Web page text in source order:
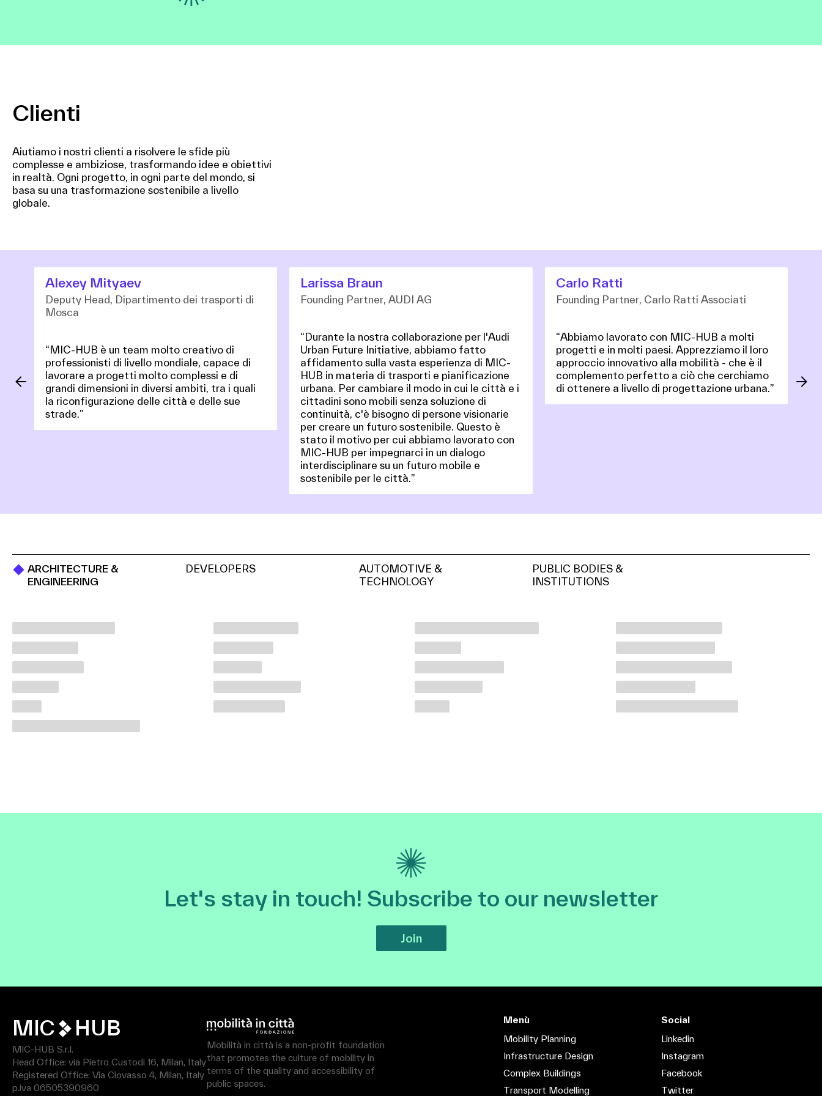
Clienti
Aiutiamo i nostri clienti a risolvere le sfide più
complesse e ambiziose, trasformando idee e obiettivi
in realtà. Ogni progetto, in ogni parte del mondo, si
basa su una trasformazione sostenibile a livello
globale.
Alexey Mityaev
Deputy Head, Dipartimento dei trasporti di
Mosca
“MIC-HUB è un team molto creativo di
professionisti di livello mondiale, capace di
lavorare a progetti molto complessi e di
grandi dimensioni in diversi ambiti, tra i quali
la riconfigurazione delle città e delle sue
strade.”
Larissa Braun
Founding Partner, AUDI AG
“Durante la nostra collaborazione per l'Audi
Urban Future Initiative, abbiamo fatto
affidamento sulla vasta esperienza di MIC-
HUB in materia di trasporti e pianificazione
urbana. Per cambiare il modo in cui le città e i
cittadini sono mobili senza soluzione di
continuità, c'è bisogno di persone visionarie
per creare un futuro sostenibile. Questo è
stato il motivo per cui abbiamo lavorato con
MIC-HUB per impegnarci in un dialogo
interdisciplinare su un futuro mobile e
sostenibile per le città.”
Carlo Ratti
Founding Partner, Carlo Ratti Associati
“Abbiamo lavorato con MIC-HUB a molti
progetti e in molti paesi. Apprezziamo il loro
approccio innovativo alla mobilità - che è il
complemento perfetto a ciò che cerchiamo
di ottenere a livello di progettazione urbana.”
ARCHITECTURE &
ENGINEERING
DEVELOPERS
AUTOMOTIVE &
TECHNOLOGY
PUBLIC BODIES &
INSTITUTIONS
Let's stay in touch! Subscribe to our newsletter
Join
MIC HUB
MIC-HUB S.r.l.
Head Office: via Pietro Custodi 16, Milan, Italy
Registered Office: Via Ciovasso 4, Milan, Italy
p.iva 06505390960
Mobilità in città is a non-profit foundation
that promotes the culture of mobility in
terms of the quality and accessibility of
public spaces.
Menù
Mobility Planning
Infrastructure Design
Complex Buildings
Transport Modelling
Social
Linkedin
Instagram
Facebook
Twitter